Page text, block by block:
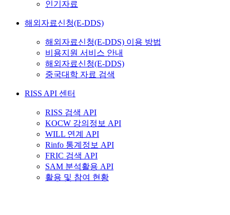
인기자료
해외자료신청(E-DDS)
해외자료신청(E-DDS) 이용 방법
비용지원 서비스 안내
해외자료신청(E-DDS)
중국대학 자료 검색
RISS API 센터
RISS 검색 API
KOCW 강의정보 API
WILL 연계 API
Rinfo 통계정보 API
FRIC 검색 API
SAM 분석활용 API
활용 및 참여 현황